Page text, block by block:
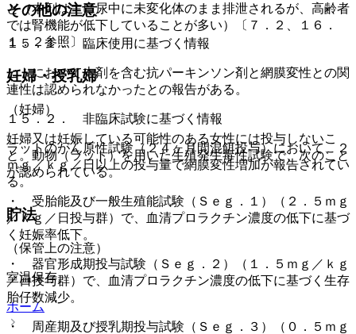
その他の注意
１５．１． 臨床使用に基づく情報
ヒトにおいて本剤を含む抗パーキンソン剤と網膜変性との関
連性は認められなかったとの報告がある。
１５．２． 非臨床試験に基づく情報
ラットのがん原性試験（２４ヶ月間混餌投与）において、２
ｍｇ／ｋｇ／日以上の投与量で網膜変性増加が報告されてい
る。
貯法
（保管上の注意）
室温保存。
ホーム
と（本剤は主に尿中に未変化体のまま排泄されるが、高齢者
では腎機能が低下していることが多い）〔７．２、１６．
１．２参照〕。
妊婦・授乳婦
（妊婦）
妊婦又は妊娠している可能性のある女性には投与しないこ
と。動物（ラット）を用いた生殖発生毒性試験で、次のこと
が認められている。
・ 受胎能及び一般生殖能試験（Ｓｅｇ．１）（２．５ｍｇ
／ｋｇ／日投与群）で、血清プロラクチン濃度の低下に基づ
く妊娠率低下。
・ 器官形成期投与試験（Ｓｅｇ．２）（１．５ｍｇ／ｋｇ
／日投与群）で、血清プロラクチン濃度の低下に基づく生存
胎仔数減少。
・ 周産期及び授乳期投与試験（Ｓｅｇ．３）（０．５ｍｇ